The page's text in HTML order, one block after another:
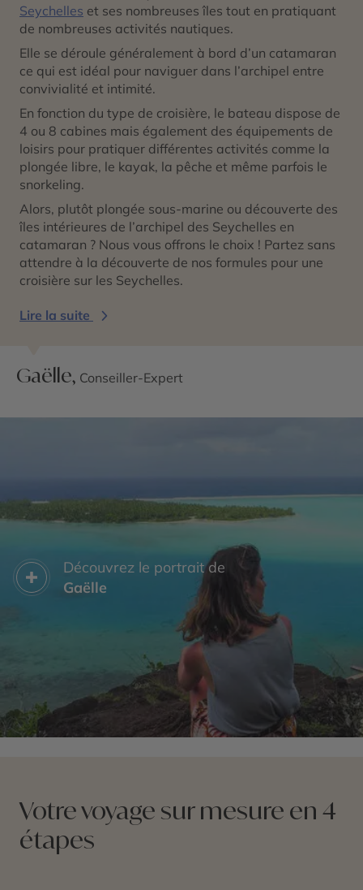
Seychelles et ses nombreuses îles tout en pratiquant
de nombreuses activités nautiques.
Elle se déroule généralement à bord d’un catamaran
ce qui est idéal pour naviguer dans l’archipel entre
convivialité et intimité.
En fonction du type de croisière, le bateau dispose de
4 ou 8 cabines mais également des équipements de
loisirs pour pratiquer différentes activités comme la
plongée libre, le kayak, la pêche et même parfois le
snorkeling.
Alors, plutôt plongée sous-marine ou découverte des
îles intérieures de l’archipel des Seychelles en
catamaran ? Nous vous offrons le choix ! Partez sans
attendre à la découverte de nos formules pour une
croisière sur les Seychelles.
Lire la suite
Gaëlle, Conseiller-Expert
Découvrez le portrait de
Gaëlle
Votre voyage sur mesure en 4
étapes